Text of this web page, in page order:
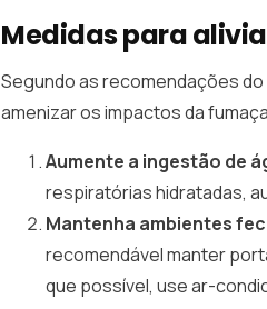
Medidas para
Segundo as recomendações do
amenizar os impactos da
Aumente a ingestão de
respiratórias hidratadas,
Mantenha ambientes
recomendável manter
que possível, use ar-